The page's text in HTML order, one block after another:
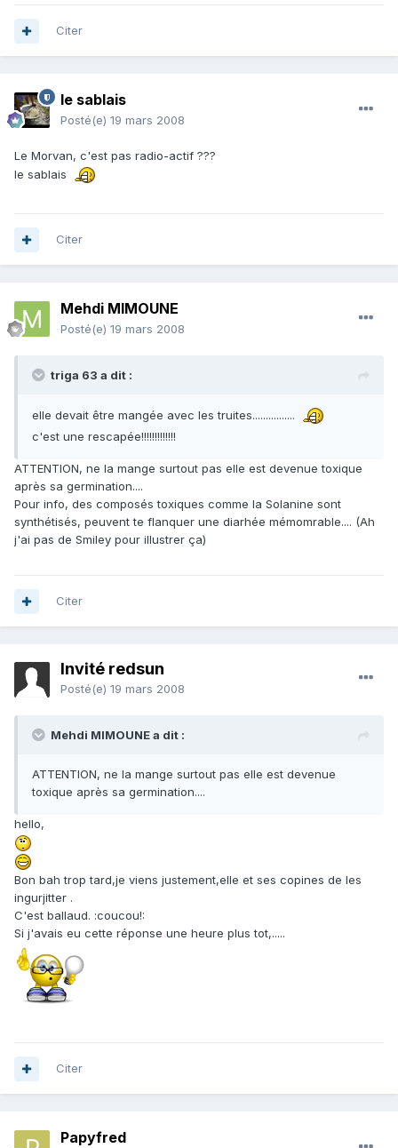
Citer
le sablais
Posté(e) 19 mars 2008
Le Morvan, c'est pas radio-actif ???
le sablais
Citer
Mehdi MIMOUNE
Posté(e) 19 mars 2008
triga 63 a dit :
elle devait être mangée avec les truites................
c'est une rescapée!!!!!!!!!!!!!
ATTENTION, ne la mange surtout pas elle est devenue toxique
après sa germination....
Pour info, des composés toxiques comme la Solanine sont
synthétisés, peuvent te flanquer une diarhée mémomrable.... (Ah
j'ai pas de Smiley pour illustrer ça)
Citer
Invité redsun
Posté(e) 19 mars 2008
Mehdi MIMOUNE a dit :
ATTENTION, ne la mange surtout pas elle est devenue
toxique après sa germination....
hello,
Bon bah trop tard,je viens justement,elle et ses copines de les
ingurjitter .
C'est ballaud. :coucou!:
Si j'avais eu cette réponse une heure plus tot,.....
Citer
Papyfred